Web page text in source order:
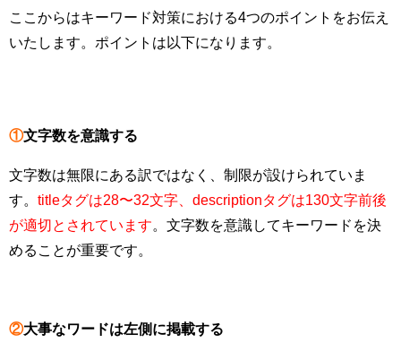
ここからはキーワード対策における4つのポイントをお伝え
いたします。ポイントは以下になります。
①文字数を意識する
文字数は無限にある訳ではなく、制限が設けられていま
す。 titleタグは28〜32文字、descriptionタグは130文字前後
が適切とされています。文字数を意識してキーワードを決
めることが重要です。
②大事なワードは左側に掲載する